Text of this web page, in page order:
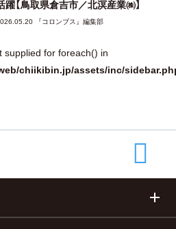
躍【鳥取県倉吉市／北溟産業㈱】
『コロンブス』編集部
supplied for foreach() in
chiikibin.jp/assets/inc/